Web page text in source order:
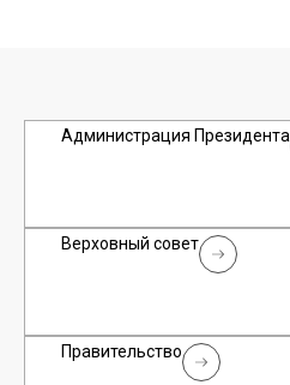
Администрация Президента
Верховный совет
Правительство